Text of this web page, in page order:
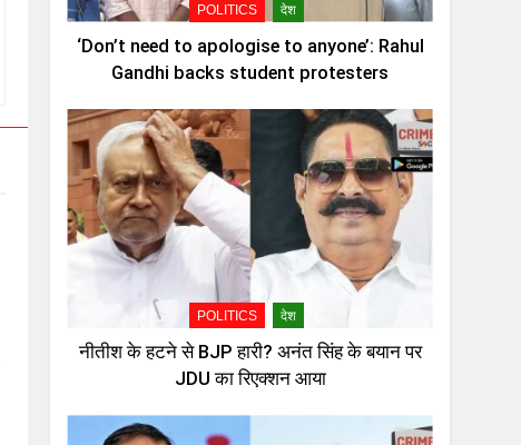
POLITICS देश
‘Don’t need to apologise to anyone’: Rahul
Gandhi backs student protesters
POLITICS देश
नीतीश के हटने से BJP हारी? अनंत सिंह के बयान पर
JDU का रिएक्शन आया